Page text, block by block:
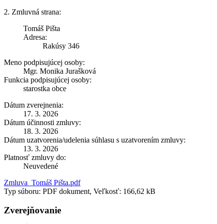
2. Zmluvná strana:
Tomáš Pišta
Adresa:
Rakúsy 346
Meno podpisujúcej osoby:
Mgr. Monika Jurašková
Funkcia podpisujúcej osoby:
starostka obce
Dátum zverejnenia:
17. 3. 2026
Dátum účinnosti zmluvy:
18. 3. 2026
Dátum uzatvorenia/udelenia súhlasu s uzatvorením zmluvy:
13. 3. 2026
Platnosť zmluvy do:
Neuvedené
Zmluva_Tomáš Pišta.pdf
Typ súboru: PDF dokument, Veľkosť: 166,62 kB
Zverejňovanie